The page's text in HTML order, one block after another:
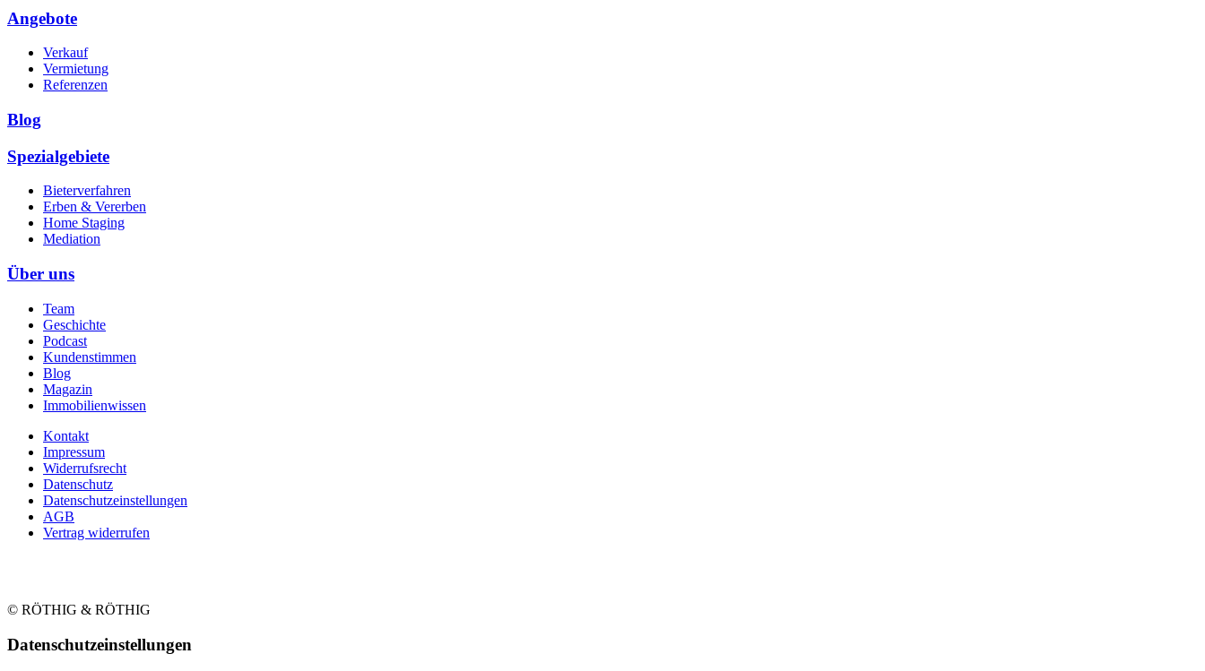
Angebote
Verkauf
Vermietung
Referenzen
Blog
Spezialgebiete
Bieterverfahren
Erben & Vererben
Home Staging
Mediation
Über uns
Team
Geschichte
Podcast
Kundenstimmen
Blog
Magazin
Immobilienwissen
Kontakt
Impressum
Widerrufsrecht
Datenschutz
Datenschutzeinstellungen
AGB
Vertrag widerrufen
© RÖTHIG & RÖTHIG
Daten­schutz­ein­stellungen